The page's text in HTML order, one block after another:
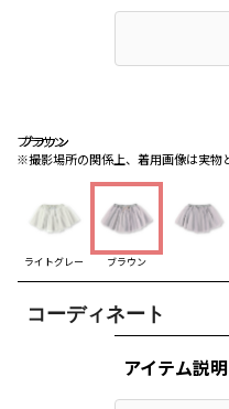
ブラウン
※撮影場所の関係上、着用画像は実物
ブラウン
ブラウン
ライトグレー ブラウン
コーディネート
アイテム説明